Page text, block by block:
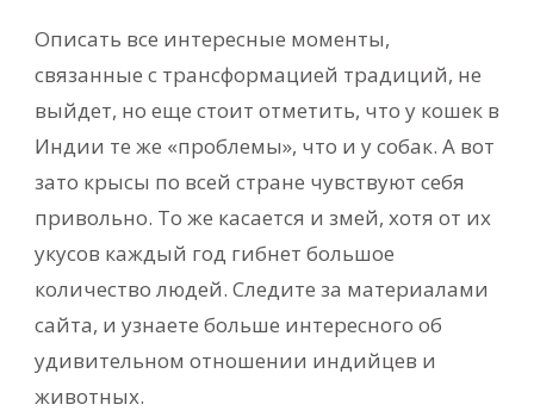
Описать все интересные моменты,
связанные с трансформацией традиций, не
выйдет, но еще стоит отметить, что у кошек в
Индии те же «проблемы», что и у собак. А вот
зато крысы по всей стране чувствуют себя
привольно. То же касается и змей, хотя от их
укусов каждый год гибнет большое
количество людей. Следите за материалами
сайта, и узнаете больше интересного об
удивительном отношении индийцев и
животных.